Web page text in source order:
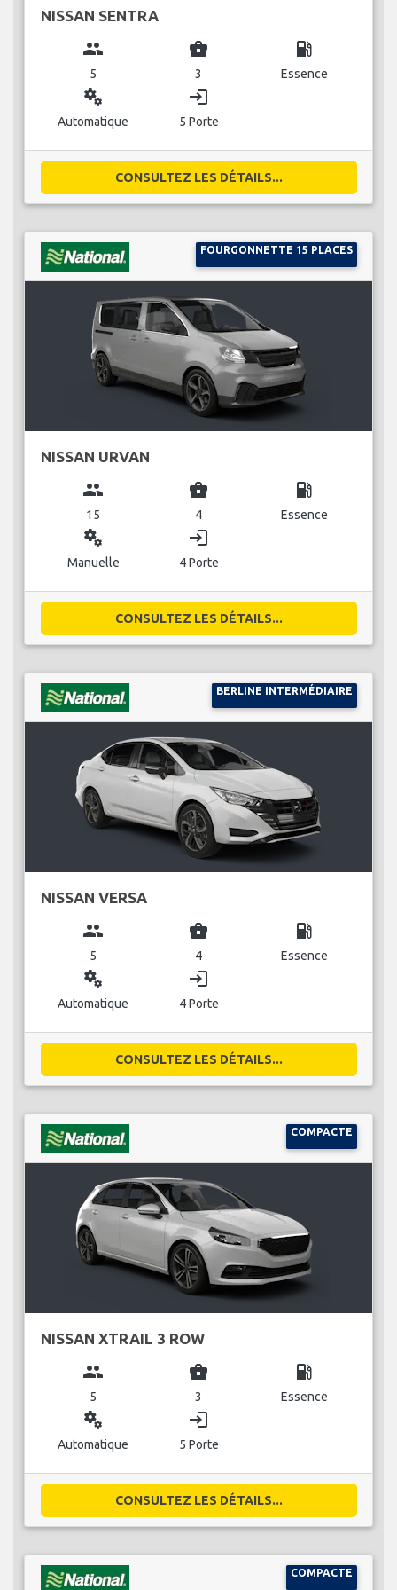
NISSAN SENTRA
group
5
business_center
3
local_gas_station
Essence
miscellaneous_services
Automatique
login
5 Porte
CONSULTEZ LES DÉTAILS...
FOURGONNETTE 15 PLACES
NISSAN URVAN
group
15
business_center
4
local_gas_station
Essence
miscellaneous_services
Manuelle
login
4 Porte
CONSULTEZ LES DÉTAILS...
BERLINE INTERMÉDIAIRE
NISSAN VERSA
group
5
business_center
4
local_gas_station
Essence
miscellaneous_services
Automatique
login
4 Porte
CONSULTEZ LES DÉTAILS...
COMPACTE
NISSAN XTRAIL 3 ROW
group
5
business_center
3
local_gas_station
Essence
miscellaneous_services
Automatique
login
5 Porte
CONSULTEZ LES DÉTAILS...
COMPACTE